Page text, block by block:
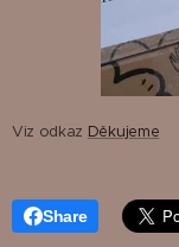
Viz odkaz Děkujeme
Share